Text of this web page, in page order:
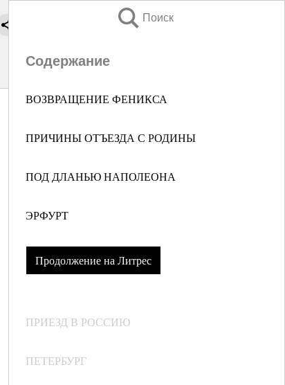
Поиск
Содержание
ВОЗВРАЩЕНИЕ ФЕНИКСА
ПРИЧИНЫ ОТЪЕЗДА С РОДИНЫ
ПОД ДЛАНЬЮ НАПОЛЕОНА
ЭРФУРТ
Продолжение на Литрес
ПРИЕЗД В РОССИЮ
ПЕТЕРБУРГ